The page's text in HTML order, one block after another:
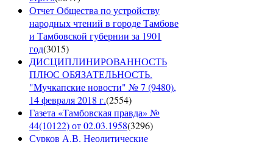
Отчет Общества по устройству
народных чтений в городе Тамбове
и Тамбовской губернии за 1901
год(3015)
ДИСЦИПЛИНИРОВАННОСТЬ
ПЛЮС ОБЯЗАТЕЛЬНОСТЬ.
"Мучкапские новости" № 7 (9480),
14 февраля 2018 г.(2554)
Газета «Тамбовская правда» №
44(10122) от 02.03.1958(3296)
Сурков А.В. Неолитические